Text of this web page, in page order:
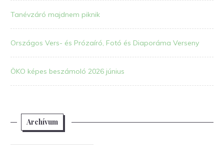
Tanévzáró majdnem piknik
Országos Vers- és Prózaíró, Fotó és Diaporáma Verseny
ÖKO képes beszámoló 2026 június
Archívum